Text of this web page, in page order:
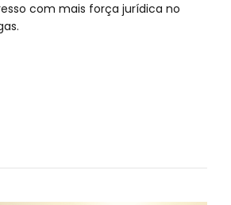
com mais força jurídica no